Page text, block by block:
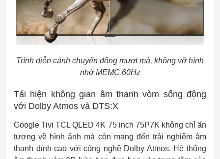
Trình diễn cảnh chuyển động mượt mà, không vỡ hình
nhờ MEMC 60Hz
Tái hiện không gian âm thanh vòm sống động
với Dolby Atmos và DTS:X
Google Tivi TCL QLED 4K 75 inch 75P7K không chỉ ấn
tượng về hình ảnh mà còn mang đến trải nghiệm âm
thanh đỉnh cao với công nghệ Dolby Atmos. Hệ thống